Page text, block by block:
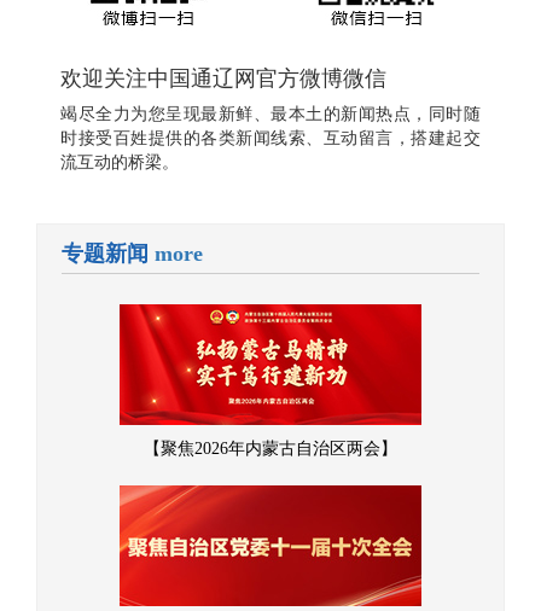
欢迎关注中国通辽网官方微博微信
竭尽全力为您呈现最新鲜、最本土的新闻热点，同时随
时接受百姓提供的各类新闻线索、互动留言，搭建起交
流互动的桥梁。
专题新闻 more
【聚焦2026年内蒙古自治区两会】